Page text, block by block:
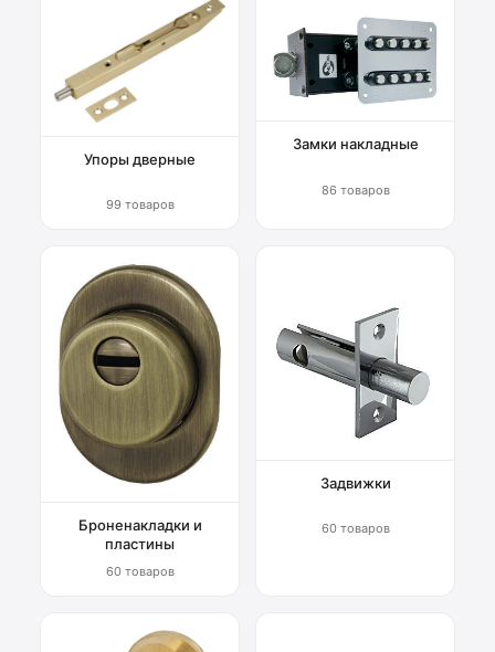
Упоры дверные
99 товаров
Замки накладные
86 товаров
Броненакладки и
пластины
60 товаров
Задвижки
60 товаров